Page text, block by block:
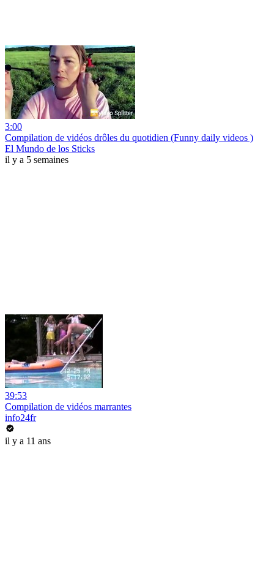
3:00
Compilation de vidéos drôles du quotidien (Funny daily videos )
El Mundo de los Sticks
il y a 5 semaines
39:53
Compilation de vidéos marrantes
info24fr
il y a 11 ans